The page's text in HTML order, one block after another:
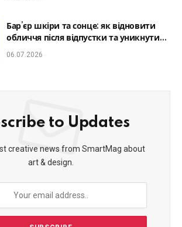
Бар’єр шкіри та сонце: як відновити
обличчя після відпустки та уникнути
фотостаріння
06.07.2026
to Updates
creative news from SmartMag about
art & design.